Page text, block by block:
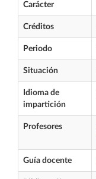
Carácter
Créditos
Periodo
Situación
Idioma de
impartición
Profesores
Guía docente